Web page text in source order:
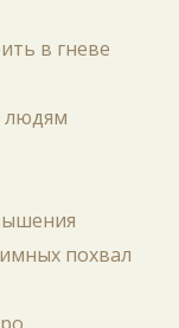
в гневе
людям
похвал